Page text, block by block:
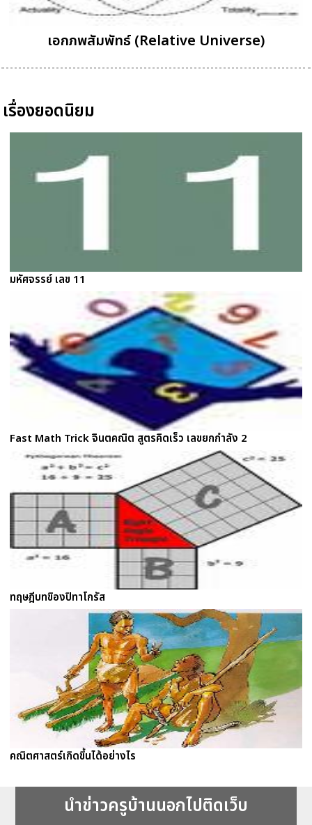
เอกภพสัมพัทธ์ (Relative Universe)
เรื่องยอดนิยม
มหัศจรรย์ เลข 11
Fast Math Trick จินตคณิต สูตรคิดเร็ว เลขยกกำลัง 2
ทฤษฎีบทขิองปิทาโกรัส
คณิตศาสตร์เกิดขึ้นได้อย่างไร
นำข่าวครูบ้านนอกไปติดเว็บ